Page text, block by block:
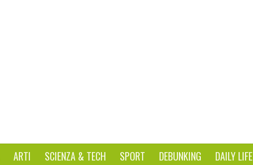
ARTI SCIENZA & TECH SPORT DEBUNKING DAILY LIFE